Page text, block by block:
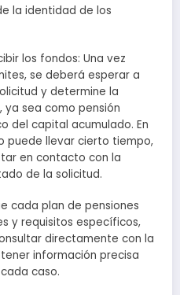
la identidad de los
los fondos: Una vez
se deberá esperar a
y determine la
sea como pensión
del capital acumulado. En
puede llevar cierto tiempo,
en contacto con la
de la solicitud.
cada plan de pensiones
y requisitos específicos,
directamente con la
información precisa
caso.